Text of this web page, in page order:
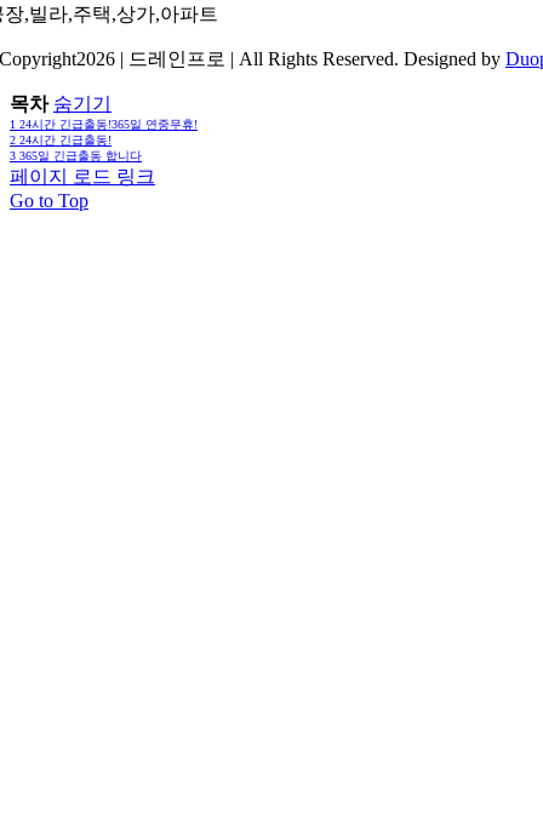
장,빌라,주택,상가,아파트
| 드레인프로 | All Rights Reserved. Designed by
목차 숨기기
1 24시간 긴급출동!365일 연중무휴!
2 24시간 긴급출동!
3 365일 긴급출동 합니다
페이지 로드 링크
Go to Top